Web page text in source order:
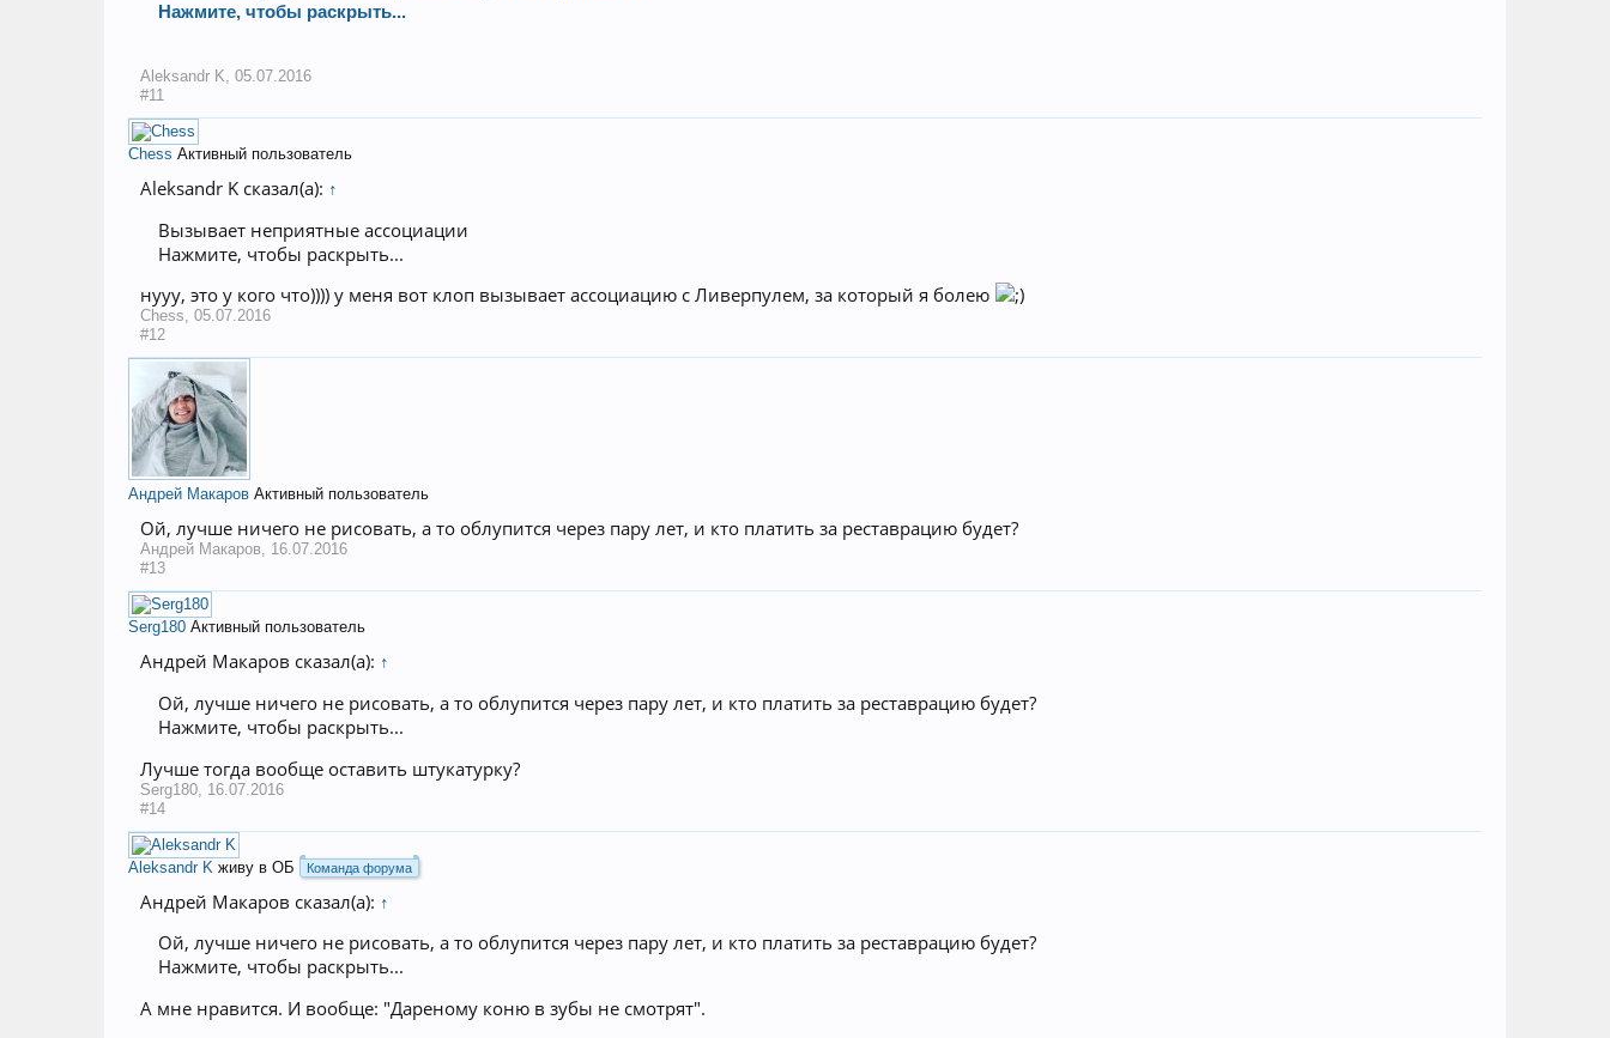
Нажмите, чтобы раскрыть...
Aleksandr K, 05.07.2016
#11
Chess Активный пользователь
Aleksandr K сказал(а): ↑
Вызывает неприятные ассоциации
Нажмите, чтобы раскрыть...
нууу, это у кого что)))) у меня вот клоп вызывает ассоциацию с Ливерпулем, за который я болею
Chess, 05.07.2016
#12
Андрей Макаров Активный пользователь
Ой, лучше ничего не рисовать, а то облупится через пару лет, и кто платить за реставрацию будет?
Андрей Макаров, 16.07.2016
#13
Serg180 Активный пользователь
Андрей Макаров сказал(а): ↑
Ой, лучше ничего не рисовать, а то облупится через пару лет, и кто платить за реставрацию будет?
Нажмите, чтобы раскрыть...
Лучше тогда вообще оставить штукатурку?
Serg180 16.07.2016
#14
Aleksandr K живу в ОБ Команда форума
Андрей Макаров сказал(а): ↑
Ой, лучше ничего не рисовать, а то облупится через пару лет, и кто платить за реставрацию будет?
Нажмите, чтобы раскрыть...
А мне нравится. И вообще: "Дареному коню в зубы не смотрят".